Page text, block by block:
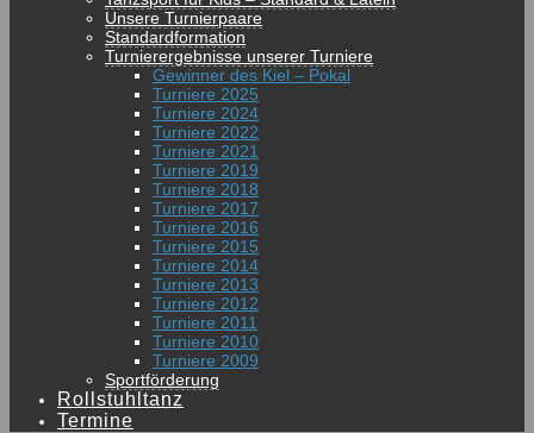
Unsere Turnierpaare
Standardformation
Turnierergebnisse unserer Turniere
Gewinner des Kiel – Pokal
Turniere 2025
Turniere 2024
Turniere 2022
Turniere 2021
Turniere 2019
Turniere 2018
Turniere 2017
Turniere 2016
Turniere 2015
Turniere 2014
Turniere 2013
Turniere 2012
Turniere 2011
Turniere 2010
Turniere 2009
Sportförderung
Rollstuhltanz
Termine